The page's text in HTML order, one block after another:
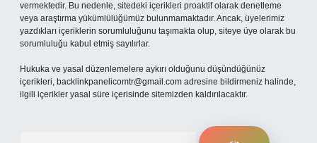
vermektedir. Bu nedenle, sitedeki içerikleri proaktif olarak denetleme
veya araştırma yükümlülüğümüz bulunmamaktadır. Ancak, üyelerimiz
yazdıkları içeriklerin sorumluluğunu taşımakta olup, siteye üye olarak bu
sorumluluğu kabul etmiş sayılırlar.
Hukuka ve yasal düzenlemelere aykırı olduğunu düşündüğünüz
içerikleri, backlinkpanelicomtr@gmail.com adresine bildirmeniz halinde,
ilgili içerikler yasal süre içerisinde sitemizden kaldırılacaktır.